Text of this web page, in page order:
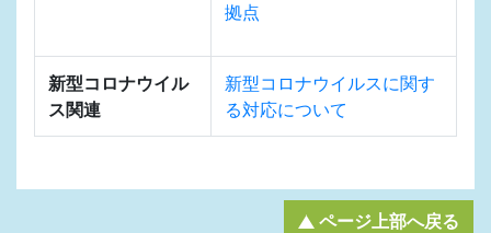
拠点
新型コロナウイル
ス関連
新型コロナウイルスに関す
る対応について
ページ上部へ戻る